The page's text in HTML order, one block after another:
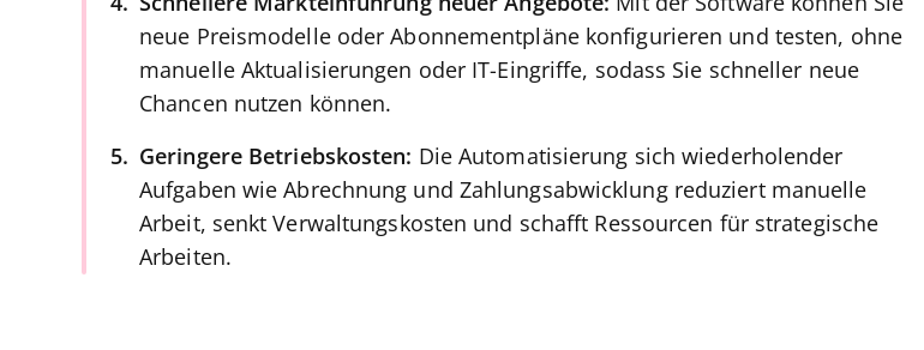
neue Preismodelle oder Abonnementpläne konfigurieren und testen, ohne
manuelle Aktualisierungen oder IT-Eingriffe, sodass Sie schneller neue
Chancen nutzen können.
Geringere Betriebskosten: Die Automatisierung sich wiederholender
Aufgaben wie Abrechnung und Zahlungsabwicklung reduziert manuelle
Arbeit, senkt Verwaltungskosten und schafft Ressourcen für strategische
Arbeiten.